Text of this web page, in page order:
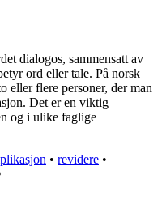
dialogos, sammensatt av
ord eller tale. På norsk
eller flere personer, der man
Det er en viktig
og i ulike faglige
• revidere •